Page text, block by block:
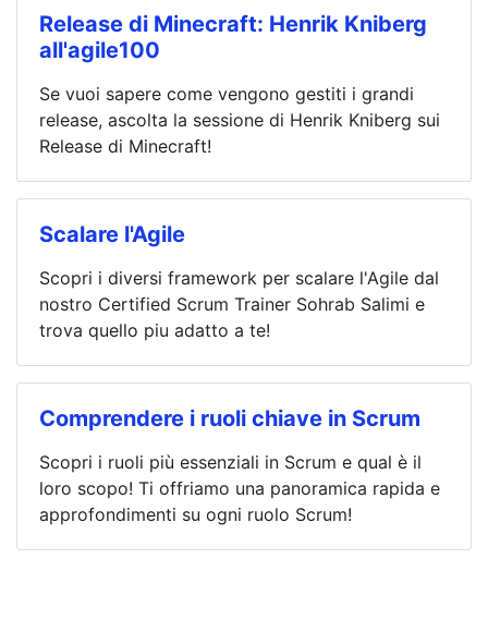
Release di Minecraft: Henrik Kniberg
all'agile100
Se vuoi sapere come vengono gestiti i grandi
release, ascolta la sessione di Henrik Kniberg sui
Release di Minecraft!
Scalare l'Agile
Scopri i diversi framework per scalare l'Agile dal
nostro Certified Scrum Trainer Sohrab Salimi e
trova quello piu adatto a te!
Comprendere i ruoli chiave in Scrum
Scopri i ruoli più essenziali in Scrum e qual è il
loro scopo! Ti offriamo una panoramica rapida e
approfondimenti su ogni ruolo Scrum!